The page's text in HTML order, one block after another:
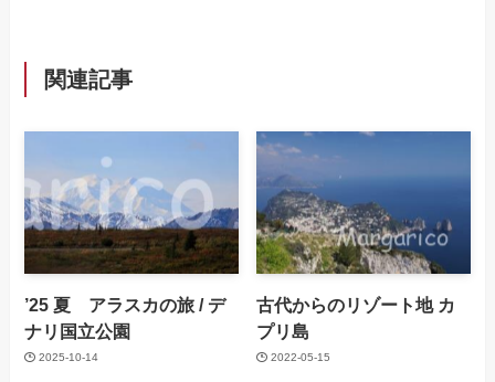
関連記事
’25 夏 アラスカの旅 / デ
ナリ国立公園
2025-10-14
古代からのリゾート地 カ
プリ島
2022-05-15